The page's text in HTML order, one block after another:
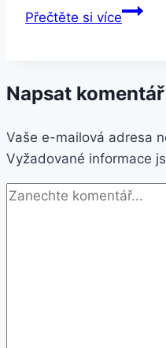
Přečtěte si víceSuunto
–
Napsat komentář
Vaše e-mailová adresa
Vyžadované informace